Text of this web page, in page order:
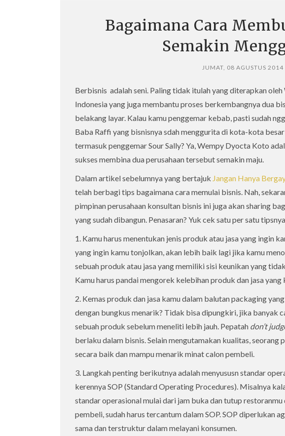
Bagaimana Cara
Semakin
JUMAT, 08 AGUSTUS 2014
Berbisnis adalah seni. Paling tidak itulah yang diterapkan
Indonesia yang juga membantu proses berkembangnya dua
belakang layar. Kalau kamu penggemar kebab, pasti sudah
Baba Raffi yang bisnisnya sdah menggurita di kota-kota
termasuk penggemar Sour Sally? Ya, Wempy Dyocta Koto
sukses membina dua perusahaan tersebut semakin maju.
Dalam artikel sebelumnya yang bertajuk Jangan Hanya
telah berbagi tips bagaimana cara memulai bisnis. Nah,
pimpinan perusahaan konsultan bisnis ini juga akan sharing
yang sudah dibangun. Penasaran? Yuk cek satu per satu
1. Kamu harus menentukan jenis produk atau jasa yang ingin
yang ingin kamu tonjolkan, akan lebih baik lagi jika kamu
sebuah produk atau jasa yang memiliki sisi keunikan yang
Kamu harus pandai mengorek kelebihan produk dan jasa yang
2. Kemas produk dan jasa kamu dalam balutan packaging
dengan bungkus menarik? Tidak bisa dipungkiri, jika banyak
sebuah produk sebelum meneliti lebih jauh. Pepatah don’t
berlaku dalam bisnis. Selain mengutamakan kualitas, seorang
secara baik dan mampu menarik minat calon pembeli.
3. Langkah penting berikutnya adalah menyususn standar
kerennya SOP (Standard Operating Procedures). Misalnya
standar operasional mulai dari jam buka dan tutup restoranmu
pembeli, sudah harus tercantum dalam SOP. SOP diperlukan
sama dan terstruktur dalam melayani konsumen.